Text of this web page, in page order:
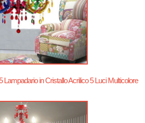
in Cristallo Acrilico 5 Luci Multicolore